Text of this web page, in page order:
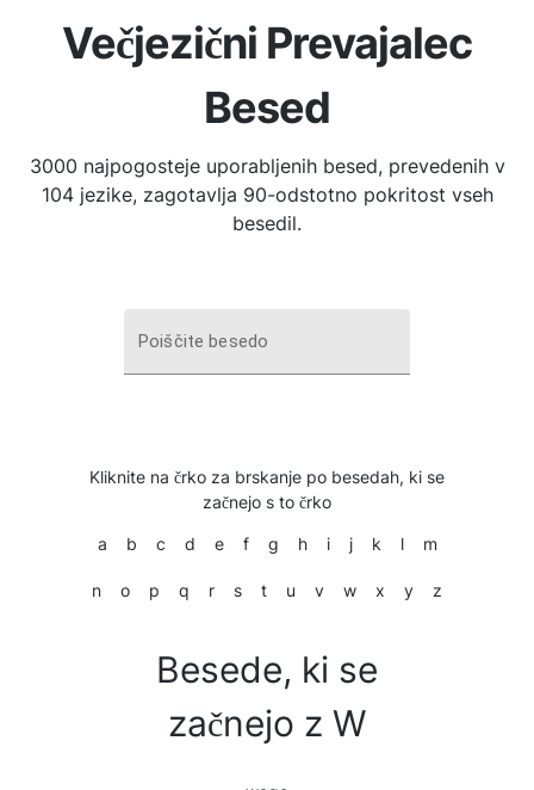
Večjezični Prevajalec
Besed
3000 najpogosteje uporabljenih besed, prevedenih v
104 jezike, zagotavlja 90-odstotno pokritost vseh
besedil.
Poiščite besedo
Kliknite na črko za brskanje po besedah, ki se
začnejo s to črko
a b c d e f g h i j k l m
n o p q r s t u v w x y z
Besede, ki se
začnejo z W